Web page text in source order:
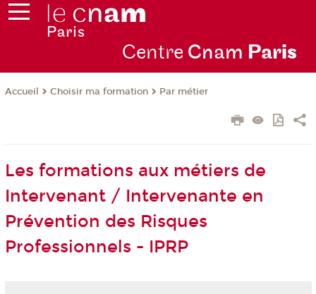
Centre Cnam Paris
Accueil Choisir ma formation Par métier
Les formations aux métiers de
Intervenant / Intervenante en
Prévention des Risques
Professionnels - IPRP